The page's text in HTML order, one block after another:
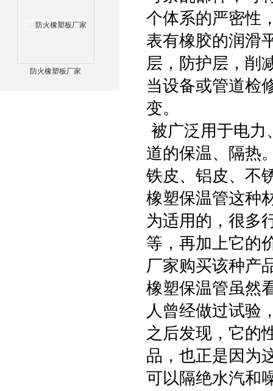
防火橡塑板厂家
个体系的严密性
表有橡胶的润滑
层，防护层，削
当设备或管道检
变。
被广泛用于电力
道的保温、隔热
铁皮、铝皮、不
橡塑保温管这种
为适用的，很多
等，再加上它的
厂家购买该种产
橡塑保温管虽然
人曾经做过试验
之后发现，它的
品，也正是因为
可以隔绝水汽和